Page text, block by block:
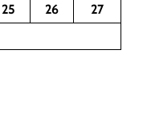
25 26
27